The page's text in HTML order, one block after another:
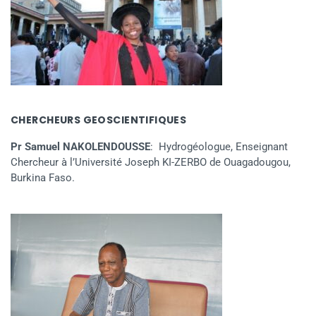
CHERCHEURS GEOSCIENTIFIQUES
Pr Samuel NAKOLENDOUSSE: Hydrogéologue, Enseignant
Chercheur à l’Université Joseph KI-ZERBO de Ouagadougou,
Burkina Faso.